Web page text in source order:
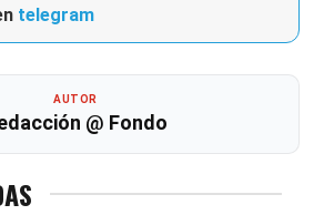
telegram
AUTOR
@ Fondo